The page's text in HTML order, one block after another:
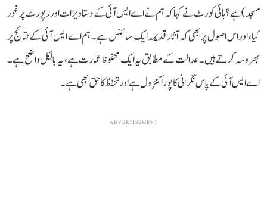
مسجد) ہے؟ ہائی کورٹ نے کہا کہ ہم نے اے ایس آئی کے دستاویزات اور رپورٹ پر غور
کیا، اور اس اصول پر بھی کہ آثار قدیمہ ایک سائنس ہے۔ ہم اے ایس آئی کے نتائج پر
بھروسہ کرتے ہیں۔ عدالت کے مطابق یہ ایک محفوظ عمارت ہے، یہ بالکل واضح ہے۔
اے ایس آئی کے پاس نگرانی کا پورا کنٹرول ہے اور تحفظ کا حق بھی ہے۔
ADVERTISEMENT